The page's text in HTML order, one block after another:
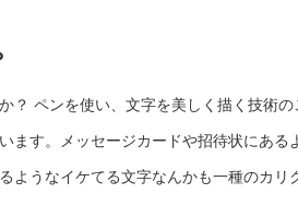
？ ペンを使い、文字を美しく描く技術
ます。メッセージカードや招待状にある
ようなイケてる文字なんかも一種のカリ